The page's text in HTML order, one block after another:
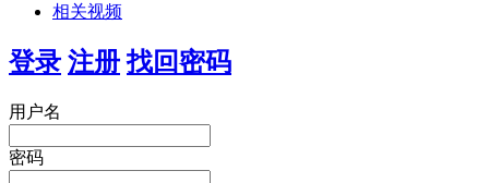
相关视频
登录 注册 找回密码
用户名
密码